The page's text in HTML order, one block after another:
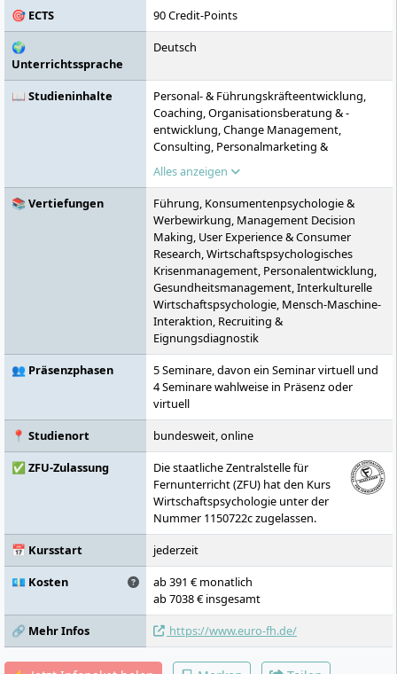
🎯 ECTS
90 Credit-Points
🌍
Unterrichtssprache
Deutsch
📖 Studieninhalte
Personal- & Führungskräfteentwicklung,
Coaching, Organisationsberatung & -
entwicklung, Change Management,
Consulting, Personalmarketing &
Recruiting, Betriebliches
Gesundheitsmanagement, Konsumenten-,
Markt- & Werbepsychologie,
Marktforschung, Human Factors,
Organizational Sustainability,
Internationales Personalmanagement
Alles anzeigen
📚 Vertiefungen
Führung, Konsumentenpsychologie &
Werbewirkung, Management Decision
Making, User Experience & Consumer
Research, Wirtschaftspsychologisches
Krisenmanagement, Personalentwicklung,
Gesundheitsmanagement, Interkulturelle
Wirtschaftspsychologie, Mensch-Maschine-
Interaktion, Recruiting &
Eignungsdiagnostik
👥 Präsenzphasen
5 Seminare, davon ein Seminar virtuell und
4 Seminare wahlweise in Präsenz oder
virtuell
📍 Studienort
bundesweit, online
✅ ZFU-Zulassung
Die staatliche Zentralstelle für
Fernunterricht (ZFU) hat den Kurs
Wirtschaftspsychologie unter der
Nummer 1150722c zugelassen.
📅 Kursstart
jederzeit
💶 Kosten
ab 391 € monatlich
ab 7038 € insgesamt
🔗 Mehr Infos
https://www.euro-fh.de/